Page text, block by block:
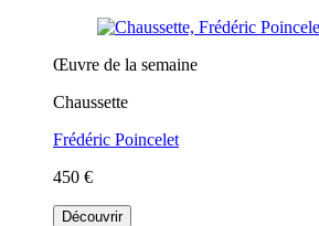
Œuvre de la semaine
Chaussette
Frédéric Poincelet
450 €
Découvrir